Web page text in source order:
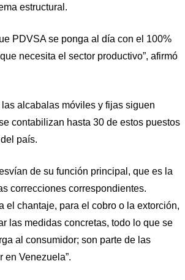
estructural.
PDVSA se ponga al día con el 100%
necesita el sector productivo”, afirmó
alcabalas móviles y fijas siguen
contabilizan hasta 30 de estos puestos
país.
de su función principal, que es la
correcciones correspondientes.
el chantaje, para el cobro o la extorción,
las medidas concretas, todo lo que se
al consumidor; son parte de las
en Venezuela”.